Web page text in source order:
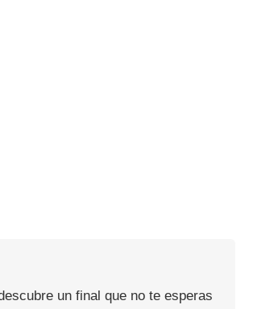
un final que no te esperas